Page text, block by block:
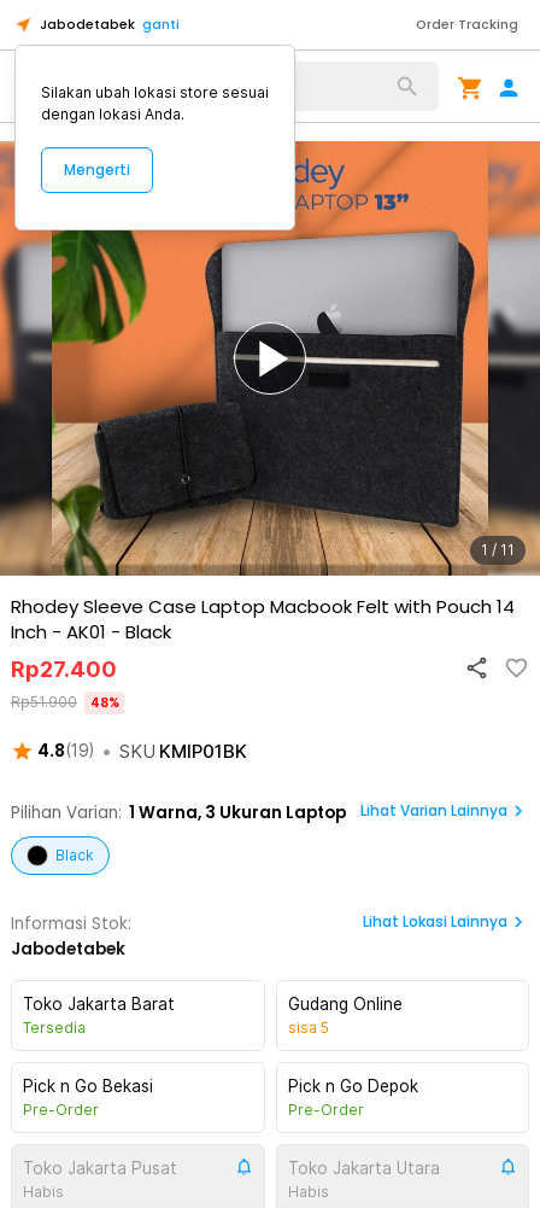
Jabodetabek ganti Order Tracking
Alat Kopi
1 / 11
Rhodey Sleeve Case Laptop Macbook Felt with Pouch 14
Inch - AK01 - Black
4.8(19) • SKU KMIP01BK
Rp27.400
Rp51.900 48%
Pilihan Varian: 1 Warna, 3 Ukuran Laptop Lihat Varian Lainnya
Black
Informasi Stok:
Jabodetabek
Lihat Lokasi Lainnya
Toko Jakarta Barat
Tersedia
Gudang Online
sisa 5
Pick n Go Bekasi
Pre-Order
Pick n Go Depok
Pre-Order
Toko Jakarta Pusat
Habis
Toko Jakarta Utara
Habis
Silakan ubah lokasi store sesuai
dengan lokasi Anda.
Mengerti